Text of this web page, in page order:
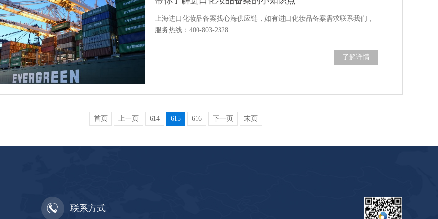
上海进口化妆品备案找心海供应链，如有进口化妆品备案需求联系我们，
服务热线：400-803-2328
了解详情
首页 上一页 614 615 616 下一页 末页
联系方式